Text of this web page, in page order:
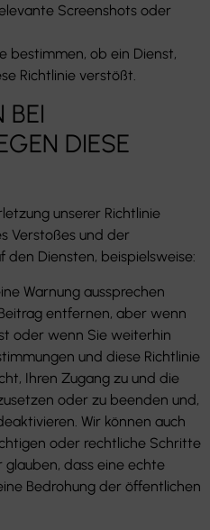
Screenshots oder
bestimmen, ob ein Dienst,
Richtlinie verstößt.
BEI
DIESE
unserer Richtlinie
Verstoßes und der
den Diensten, beispielsweise:
Warnung aussprechen
entfernen, aber wenn
oder wenn Sie weiterhin
und diese Richtlinie
Ihren Zugang zu und die
oder zu beenden und,
Wir können auch
oder rechtliche Schritte
dass eine echte
Bedrohung der öffentlichen